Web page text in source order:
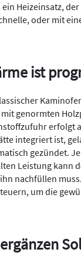
Heizeinsatz,
oder mit
ist
genormten
erfolgt
integriert ist,
gezündet.
Leistung kann
nachfüllen
um die